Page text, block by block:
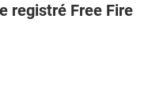
registré Free Fire